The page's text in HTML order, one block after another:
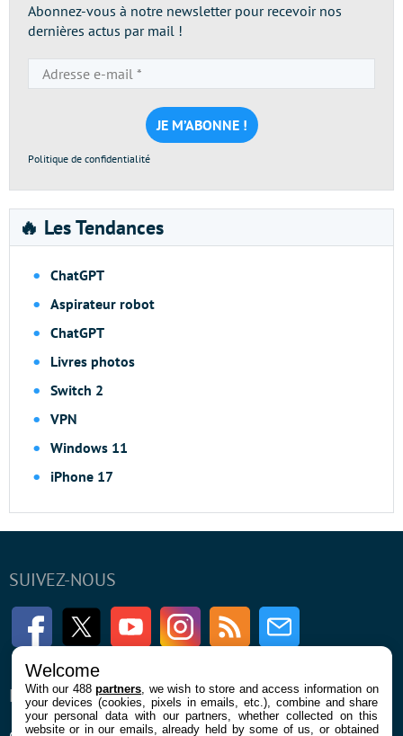
Abonnez-vous à notre newsletter pour recevoir nos
dernières actus par mail !
e-
mail
*
Politique de confidentialité
🔥 Les Tendances
ChatGPT
Aspirateur robot
ChatGPT
Livres photos
Switch 2
VPN
Windows 11
iPhone 17
SUIVEZ-NOUS
FacebookTwitter Youtube InstagramRSS Newsletter
ENTREPRISE À PROPOS
Welcome
With our 488partners , we wish to store and access information on
your devices (cookies, pixels in emails, etc.), combine and share
your personal data with our partners, whether collected on this
website or in our emails, already held by some of us, or obtained